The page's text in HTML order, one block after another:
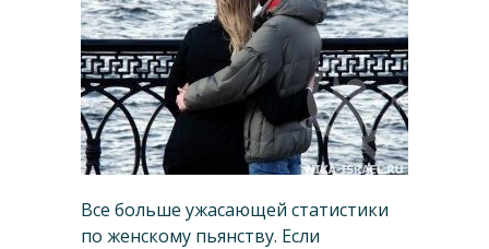
Все больше ужасающей статистики
по женскому пьянству. Если